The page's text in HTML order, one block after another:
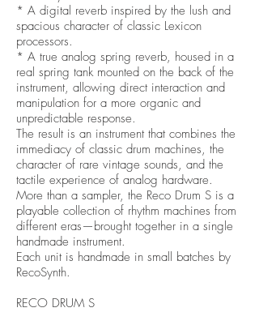
* A digital reverb inspired by the lush and
spacious character of classic Lexicon
processors.
* A true analog spring reverb, housed in a
real spring tank mounted on the back of the
instrument, allowing direct interaction and
manipulation for a more organic and
unpredictable response.
The result is an instrument that combines the
immediacy of classic drum machines, the
character of rare vintage sounds, and the
tactile experience of analog hardware.
More than a sampler, the Reco Drum S is a
playable collection of rhythm machines from
different eras—brought together in a single
handmade instrument.
Each unit is handmade in small batches by
RecoSynth.
RECO DRUM S